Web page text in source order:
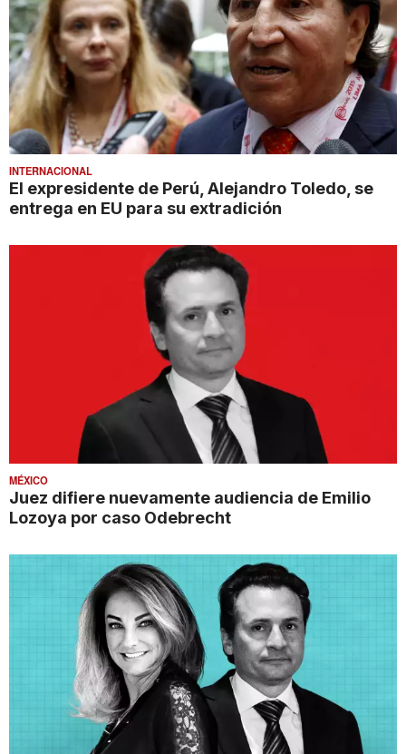
INTERNACIONAL
El expresidente de Perú, Alejandro Toledo, se
entrega en EU para su extradición
MÉXICO
Juez difiere nuevamente audiencia de Emilio
Lozoya por caso Odebrecht